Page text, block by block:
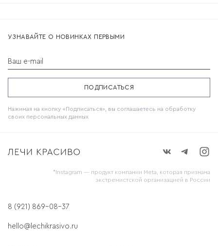
*Instagram — продукт компании Meta, которая признана
экстремистской организацией в России
8 (921) 869-08-37
hello@lechikrasivo.ru
УЗНАВАЙТЕ О НОВИНКАХ ПЕРВЫМИ
Ваш e-mail
ПОДПИСАТЬСЯ
Нажимая на кнопку «Подписаться», вы соглашаетесь на обработку
своих персональных данных